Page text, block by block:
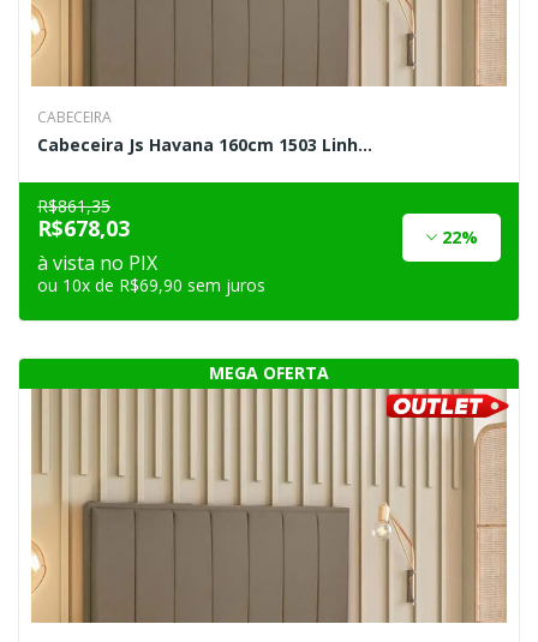
CABECEIRA
Cabeceira Js Havana 160cm 1503 Linh...
R$861,35
R$678,03 22%
à vista no PIX
ou 10x de R$69,90 sem juros